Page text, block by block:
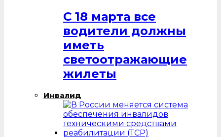
С 18 марта все
водители должны
иметь
светоотражающие
жилеты
Инвалид